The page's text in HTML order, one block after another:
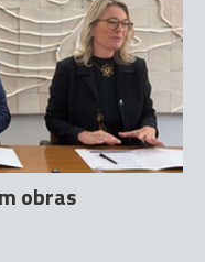
obras